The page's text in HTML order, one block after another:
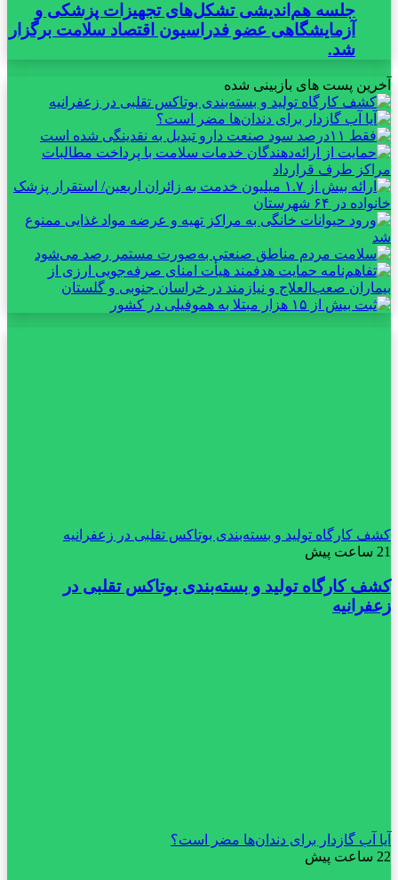
جلسه هم‌اندیشی تشکل‌های تجهیزات پزشکی و
آزمایشگاهی عضو فدراسیون اقتصاد سلامت برگزار
شد.
آخرین پست های بازبینی شده
کشف کارگاه تولید و بسته‌بندی بوتاکس تقلبی در زعفرانیه
21 ساعت پیش
کشف کارگاه تولید و بسته‌بندی بوتاکس تقلبی در
زعفرانیه
آیا آب گازدار برای دندان‌ها مضر است؟
22 ساعت پیش